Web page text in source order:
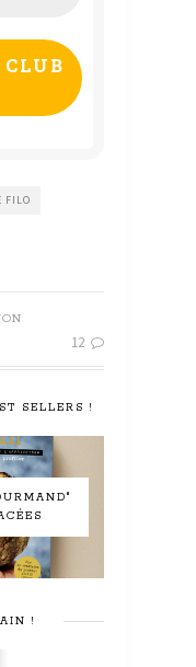
FILO
12
SELLERS !
!